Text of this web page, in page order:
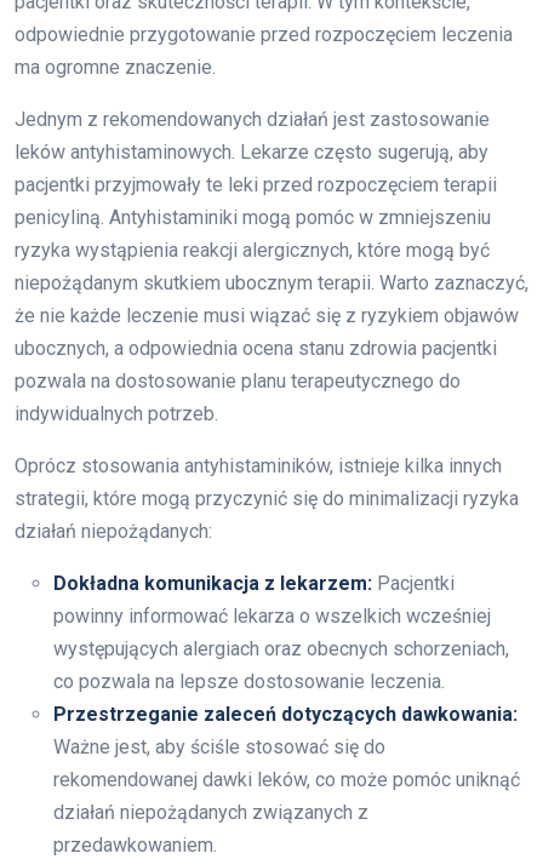
odpowiednie przygotowanie przed rozpoczęciem leczenia
ma ogromne znaczenie.
Jednym z rekomendowanych działań jest zastosowanie
leków antyhistaminowych. Lekarze często sugerują, aby
pacjentki przyjmowały te leki przed rozpoczęciem terapii
penicyliną. Antyhistaminiki mogą pomóc w zmniejszeniu
ryzyka wystąpienia reakcji alergicznych, które mogą być
niepożądanym skutkiem ubocznym terapii. Warto zaznaczyć,
że nie każde leczenie musi wiązać się z ryzykiem objawów
ubocznych, a odpowiednia ocena stanu zdrowia pacjentki
pozwala na dostosowanie planu terapeutycznego do
indywidualnych potrzeb.
Oprócz stosowania antyhistaminików, istnieje kilka innych
strategii, które mogą przyczynić się do minimalizacji ryzyka
działań niepożądanych:
Dokładna komunikacja z lekarzem: Pacjentki
powinny informować lekarza o wszelkich wcześniej
występujących alergiach oraz obecnych schorzeniach,
co pozwala na lepsze dostosowanie leczenia.
Przestrzeganie zaleceń dotyczących dawkowania:
Ważne jest, aby ściśle stosować się do
rekomendowanej dawki leków, co może pomóc uniknąć
działań niepożądanych związanych z
przedawkowaniem.